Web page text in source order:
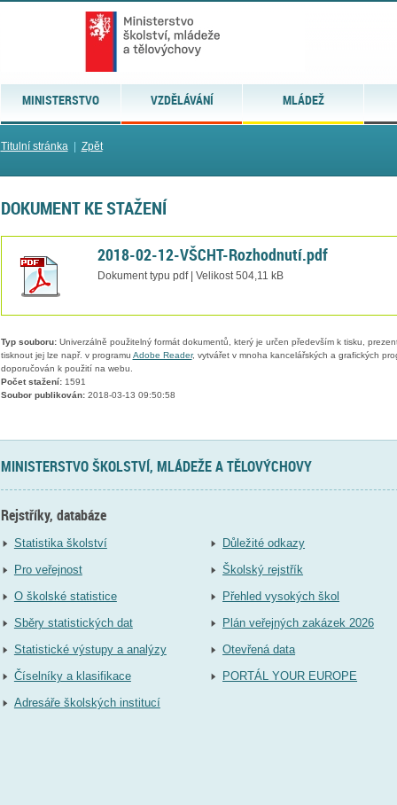
MINISTERSTVO VZDĚLÁVÁNÍ MLÁDEŽ
Titulní stránka| Zpět
DOKUMENT KE STAŽENÍ
2018-02-12-VŠCHT-Rozhodnutí.pdf
Dokument typu pdf | Velikost 504,11 kB
Typ souboru:Univerzálně použitelný formát dokumentů, který je určen především k tisku,
tisknout jej lze např. v programu Adobe Reader, vytvářet v mnoha kancelářských a grafických
doporučován k použití na webu.
Počet stažení:1591
Soubor publikován:2018-03-13 09:50:58
MINISTERSTVO ŠKOLSTVÍ, MLÁDEŽE A TĚLOVÝCHOVY
Rejstříky, databáze
Statistika školství
Pro veřejnost
O školské statistice
Sběry statistických dat
Statistické výstupy a analýzy
Číselníky a klasifikace
Adresáře školských institucí
Důležité odkazy
Školský rejstřík
Přehled vysokých škol
Plán veřejných zakázek 2026
Otevřená data
PORTÁL YOUR EUROPE